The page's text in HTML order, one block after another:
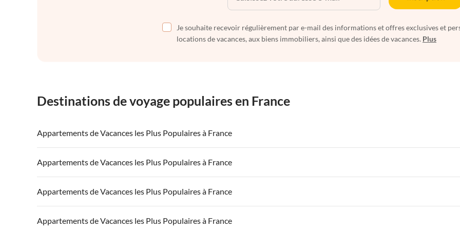
Je souhaite recevoir régulièrement par e-mail des informations et offres exclusives et
locations de vacances, aux biens immobiliers, ainsi que des idées de vacances. Plus
Destinations de voyage populaires en France
Appartements de Vacances les Plus Populaires à France
Appartements de Vacances à France Appartements de Vacances à Paris-Ile de France
Appartements de Vacances à Côte atlantique Appartements de Vacances à la Normandie Appartements de Vacances à Sud de la
Appartements de Vacances à Côte d'Azur
Appartements de Vacances les Plus Populaires à France
Appartements de Vacances à France Appartements de Vacances à Paris-Ile de France
Appartements de Vacances à Côte atlantique Appartements de Vacances à la Normandie Appartements de Vacances à Sud de la
Appartements de Vacances à Côte d'Azur
Appartements de Vacances les Plus Populaires à France
Appartements de Vacances à France Appartements de Vacances à Paris-Ile de France
Appartements de Vacances les Plus Populaires à France